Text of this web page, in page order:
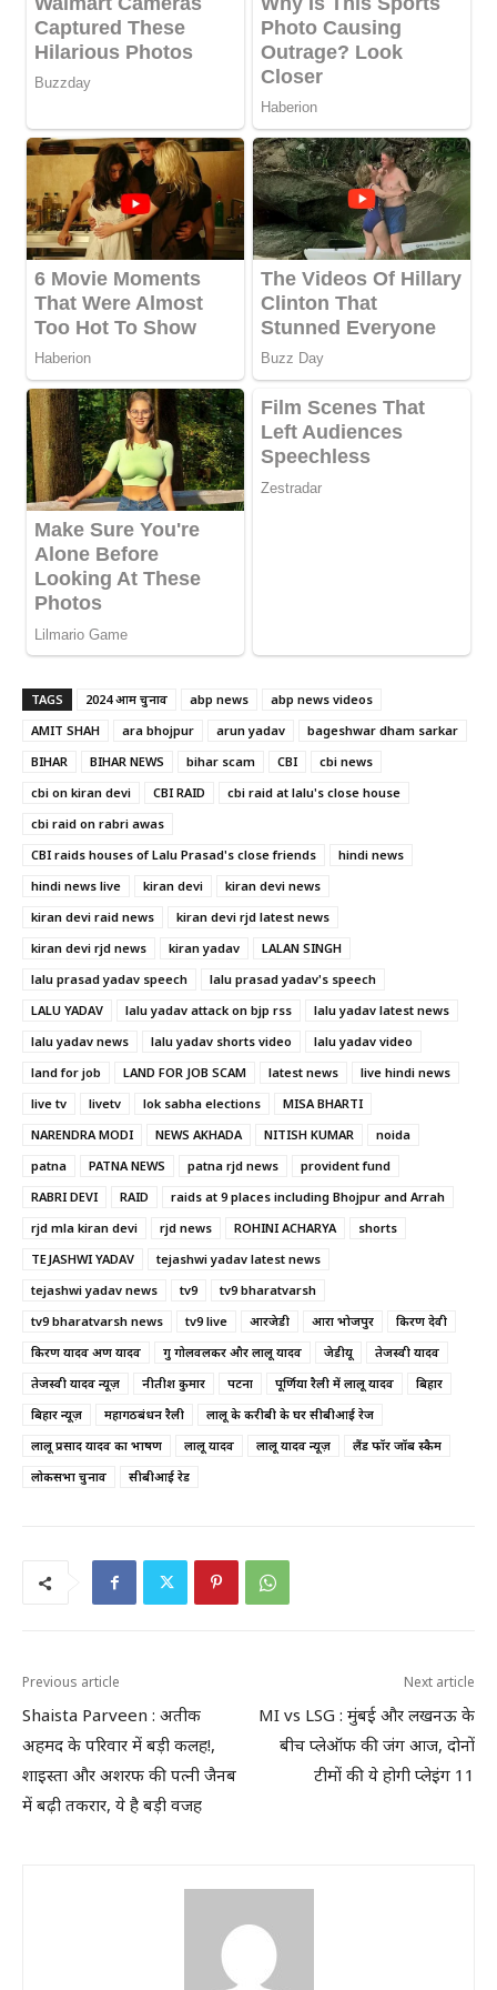
TAGS 2024 आम चुनाव abp news
abp news videos
AMIT SHAH
ara bhojpur arun yadav
bageshwar dham sarkar
BIHAR
BIHAR NEWS bihar scam CBI
cbi news
cbi on kiran devi
CBI RAID
cbi raid at lalu's close house
cbi raid on rabri awas
CBI raids houses of Lalu Prasad's close friends
hindi news
hindi news live
kiran devi
kiran devi news
kiran devi raid news
kiran devi rjd latest news
kiran devi rjd news
kiran yadav
LALAN SINGH
lalu prasad yadav speech
lalu prasad yadav's speech
LALU YADAV
lalu yadav attack on bjp rss
lalu yadav latest news
lalu yadav news
lalu yadav shorts video
lalu yadav video
land for job
LAND FOR JOB SCAM latest news
live hindi news
live tv
livetv lok sabha elections
MISA BHARTI
NARENDRA MODI
NEWS AKHADA NITISH KUMAR
noida
patna
PATNA NEWS patna rjd news
provident fund
RABRI DEVI
RAID
raids at 9 places including Bhojpur and Arrah
rjd mla kiran devi
rjd news ROHINI ACHARYA
shorts
TEJASHWI YADAV
tejashwi yadav latest news
tejashwi yadav news
tv9
tv9 bharatvarsh
tv9 bharatvarsh news
tv9 live आरजेडी आरा भोजपुर
किरण देवी
किरण यादव अरुण यादव
गुरु गोलवलकर और लालू यादव जेडीयू
तेजस्वी यादव
तेजस्वी यादव न्यूज़
नीतीश कुमार पटना पूर्णिया रैली में लालू यादव
बिहार
बिहार न्यूज़
महागठबंधन रैली
लालू के करीबी के घर सीबीआई रेज
लालू प्रसाद यादव का भाषण
लालू यादव लालू यादव न्यूज़
लैंड फॉर जॉब स्कैम
लोकसभा चुनाव
सीबीआई रेड
Previous article
Shaista Parveen : अतीक
अहमद के परिवार में बड़ी कलह!,
शाइस्ता और अशरफ की पत्नी जैनब
में बढ़ी तकरार, ये है बड़ी वजह
Next article
MI vs LSG : मुंबई और लखनऊ के
बीच प्लेऑफ की जंग आज, दोनों
टीमों की ये होगी प्लेइंग 11